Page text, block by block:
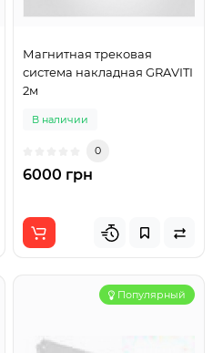
Магнитная трековая
система накладная GRAVITI
2м
В наличии
0
6000 грн
Популярный